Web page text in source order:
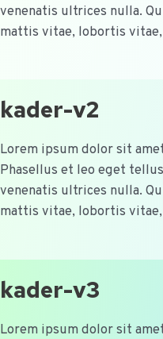
venenatis ultrices nulla.
mattis vitae, lobortis
kader-v2
Lorem ipsum dolor sit
Phasellus et leo eget
venenatis ultrices nulla.
mattis vitae, lobortis
kader-v3
Lorem ipsum dolor sit